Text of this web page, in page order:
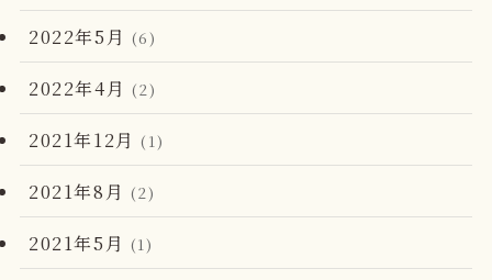
2022年5月 (6)
2022年4月 (2)
2021年12月 (1)
2021年8月 (2)
2021年5月 (1)